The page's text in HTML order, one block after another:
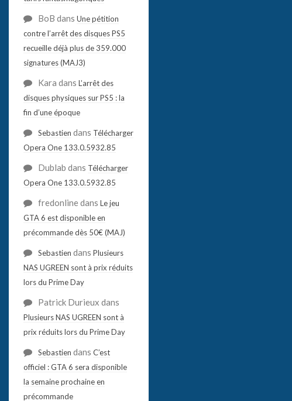
BoB dans Une pétition
contre l’arrêt des disques PS5
recueille déjà plus de 359.000
signatures (MAJ3)
Kara dans L’arrêt des
disques physiques sur PS5 : la
fin d’une époque
Sebastien dans Télécharger
Opera One 133.0.5932.85
Dublab dans Télécharger
Opera One 133.0.5932.85
fredonlinedans Le jeu
GTA 6 est disponible en
précommande dès 50€ (MAJ)
Sebastien dans Plusieurs
NAS UGREEN sont à prix réduits
lors du Prime Day
Patrick Durieux dans
Plusieurs NAS UGREEN sont à
prix réduits lors du Prime Day
Sebastien dans C’est
officiel : GTA 6 sera disponible
la semaine prochaine en
précommande